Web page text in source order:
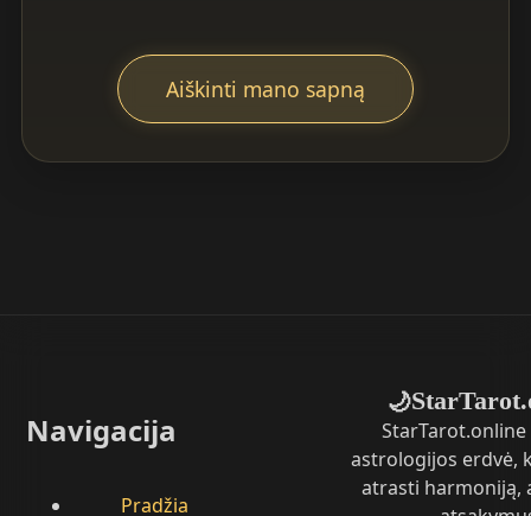
Aiškinti mano sapną
Navigacija
Pradžia
🌙
StarTarot.online
astrologijos erdvė,
atrasti harmoniją,